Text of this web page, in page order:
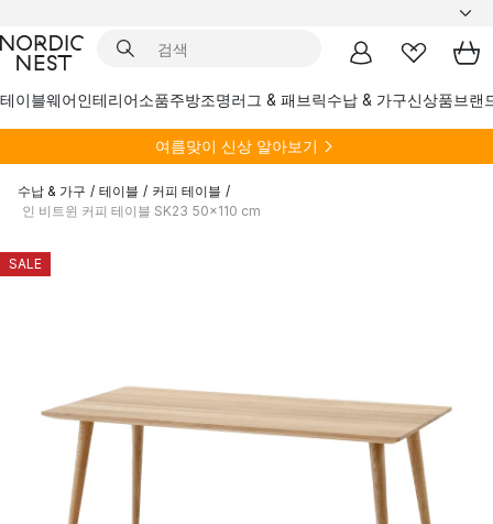
테이블웨어인테리어소품주방조명러그 & 패브릭수납 & 가구신상품브랜
여름맞이 신상 알아보기
수납 & 가구 / 테이블 / 커피 테이블 /
인 비트윈 커피 테이블 SK23 50x110 cm
SALE